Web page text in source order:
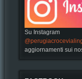
Su Instagram
aggiornamenti sui